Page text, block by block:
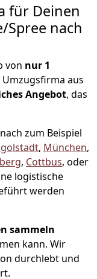
für Deinen
Spree nach
von nur 1
aus
Angebot, das
zum Beispiel
, München,
, Cottbus, oder
logistische
werden
sammeln
kann. Wir
durchlebt und